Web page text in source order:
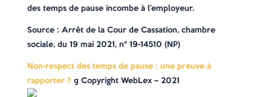
des temps de pause incombe à l’employeur.
Source: Arrêt de la Cour de Cassation, chambre
sociale, du 19 mai 2021, n° 19-14510 (NP)
Non-respect des temps de pause : une preuve à
rapporter ?© Copyright WebLex – 2021